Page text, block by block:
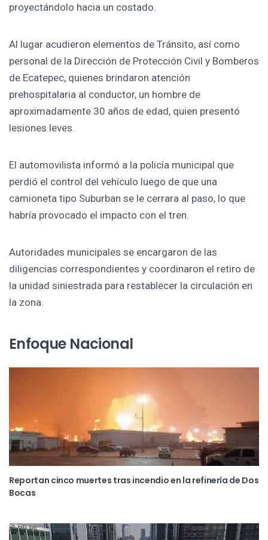
proyectándolo hacia un costado.
Al lugar acudieron elementos de Tránsito, así como
personal de la Dirección de Protección Civil y Bomberos
de Ecatepec, quienes brindaron atención
prehospitalaria al conductor, un hombre de
aproximadamente 30 años de edad, quien presentó
lesiones leves.
El automovilista informó a la policía municipal que
perdió el control del vehículo luego de que una
camioneta tipo Suburban se le cerrara al paso, lo que
habría provocado el impacto con el tren.
Autoridades municipales se encargaron de las
diligencias correspondientes y coordinaron el retiro de
la unidad siniestrada para restablecer la circulación en
la zona.
Enfoque Nacional
Reportan cinco muertes tras incendio en la refinería de Dos
Bocas